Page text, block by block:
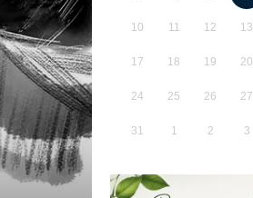
10 11 12 13
17 18 19 20
24 25 26 27
31 1 2 3